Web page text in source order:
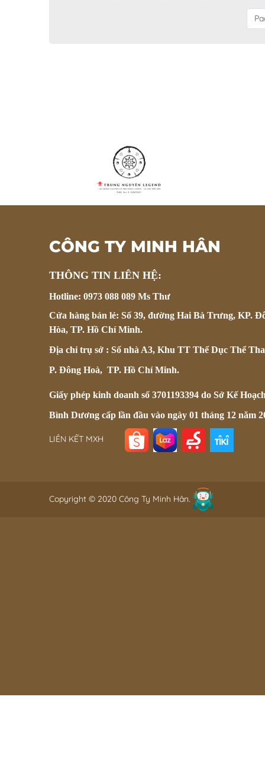
CÔNG TY MINH HÂN
THÔNG TIN LIÊN HỆ:
Hotline: 0973 088 089 Ms Thư
Cửa hàng bán lẻ: Số 39, đường Hai Bà Trưng, KP.
Hòa, TP. Hồ Chí Minh.
Địa chỉ trụ sở : Số nhà A3, Khu TT Thể Dục Thể
P. Đông Hoà, TP. Hồ Chí Minh.
Giấy phép kinh doanh số 3701193394 do Sở Kế
Bình Dương cấp lần đầu vào ngày 01 tháng 12 năm
LIÊN KẾT MXH
Copyright © 2020 Công Ty Minh Hân.